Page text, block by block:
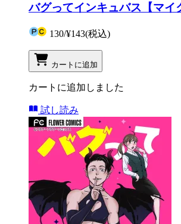
バグってインキュバス【マイ
130/¥143(税込)
カートに追加
カートに追加しました
試し読み